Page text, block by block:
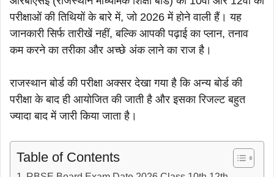
परीक्षाओं की तिथियों के बारे में, जो 2026 में होने वाली हैं। यह
जानकारी सिर्फ तारीखें नहीं, बल्कि आपकी पढ़ाई का प्लान, तनाव
कम करने का तरीका और अच्छे अंक लाने का राज है।
राजस्थान बोर्ड की परीक्षा अक्सर देखा गया है कि अन्य बोर्ड की
परीक्षा के बाद ही आयोजित की जाती है और इसका रिजल्ट बहुत
ज्यादा बाद में जारी किया जाता है।
Table of Contents